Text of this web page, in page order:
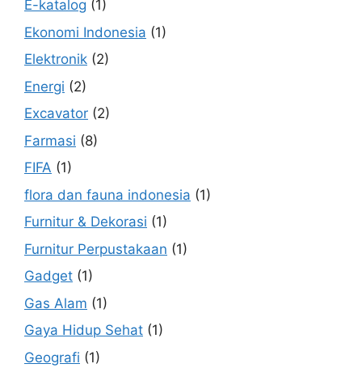
E-katalog (1)
Ekonomi Indonesia (1)
Elektronik (2)
Energi (2)
Excavator (2)
Farmasi (8)
FIFA (1)
flora dan fauna indonesia (1)
Furnitur & Dekorasi (1)
Furnitur Perpustakaan (1)
Gadget (1)
Gas Alam (1)
Gaya Hidup Sehat (1)
Geografi (1)